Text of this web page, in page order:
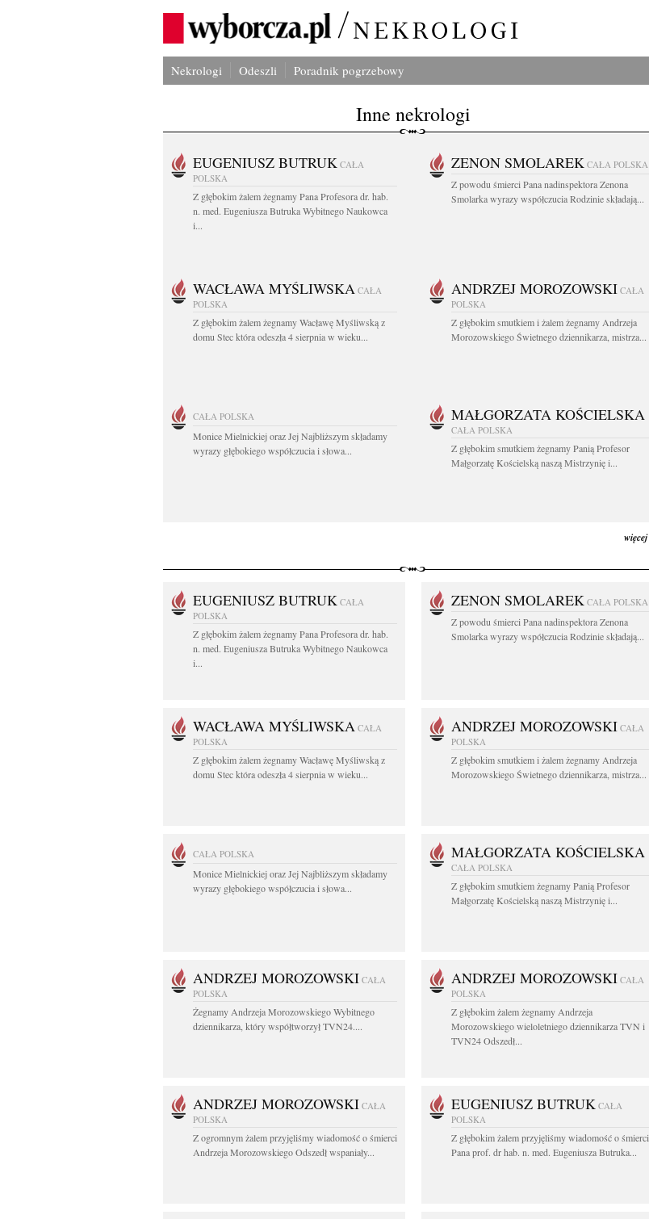
Nekrologi Odeszli Poradnik pogrzebowy
Inne nekrologi
EUGENIUSZ BUTRUK CAŁA
POLSKA
Z głębokim żalem żegnamy Pana Profesora dr. hab.
n. med. Eugeniusza Butruka Wybitnego Naukowca
i...
ZENON SMOLAREK CAŁA POLSKA
Z powodu śmierci Pana nadinspektora Zenona
Smolarka wyrazy współczucia Rodzinie składają...
WACŁAWA MYŚLIWSKA CAŁA
POLSKA
Z głębokim żalem żegnamy Wacławę Myśliwską z
domu Stec która odeszła 4 sierpnia w wieku...
ANDRZEJ MOROZOWSKI CAŁA
POLSKA
Z głębokim smutkiem i żalem żegnamy Andrzeja
Morozowskiego Świetnego dziennikarza, mistrza...
CAŁA POLSKA
Monice Mielnickiej oraz Jej Najbliższym składamy
wyrazy głębokiego współczucia i słowa...
MAŁGORZATA KOŚCIELSKA
CAŁA POLSKA
Z głębokim smutkiem żegnamy Panią Profesor
Małgorzatę Kościelską naszą Mistrzynię i...
więcej
EUGENIUSZ BUTRUK CAŁA
POLSKA
Z głębokim żalem żegnamy Pana Profesora dr. hab.
n. med. Eugeniusza Butruka Wybitnego Naukowca
i...
ZENON SMOLAREK CAŁA POLSKA
Z powodu śmierci Pana nadinspektora Zenona
Smolarka wyrazy współczucia Rodzinie składają...
WACŁAWA MYŚLIWSKA CAŁA
POLSKA
Z głębokim żalem żegnamy Wacławę Myśliwską z
domu Stec która odeszła 4 sierpnia w wieku...
ANDRZEJ MOROZOWSKI CAŁA
POLSKA
Z głębokim smutkiem i żalem żegnamy Andrzeja
Morozowskiego Świetnego dziennikarza, mistrza...
CAŁA POLSKA
Monice Mielnickiej oraz Jej Najbliższym składamy
wyrazy głębokiego współczucia i słowa...
MAŁGORZATA KOŚCIELSKA
CAŁA POLSKA
Z głębokim smutkiem żegnamy Panią Profesor
Małgorzatę Kościelską naszą Mistrzynię i...
ANDRZEJ MOROZOWSKI CAŁA
POLSKA
Żegnamy Andrzeja Morozowskiego Wybitnego
dziennikarza, który współtworzył TVN24....
ANDRZEJ MOROZOWSKI CAŁA
POLSKA
Z głębokim żalem żegnamy Andrzeja
Morozowskiego wieloletniego dziennikarza TVN i
TVN24 Odszedł...
ANDRZEJ MOROZOWSKI CAŁA
POLSKA
Z ogromnym żalem przyjęliśmy wiadomość o śmierci
Andrzeja Morozowskiego Odszedł wspaniały...
EUGENIUSZ BUTRUK CAŁA
POLSKA
Z głębokim żalem przyjęliśmy wiadomość o śmierci
Pana prof. dr hab. n. med. Eugeniusza Butruka...